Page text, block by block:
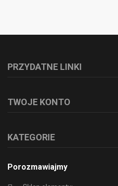
PRZYDATNE LINKI
TWOJE KONTO
KATEGORIE
Porozmawiajmy